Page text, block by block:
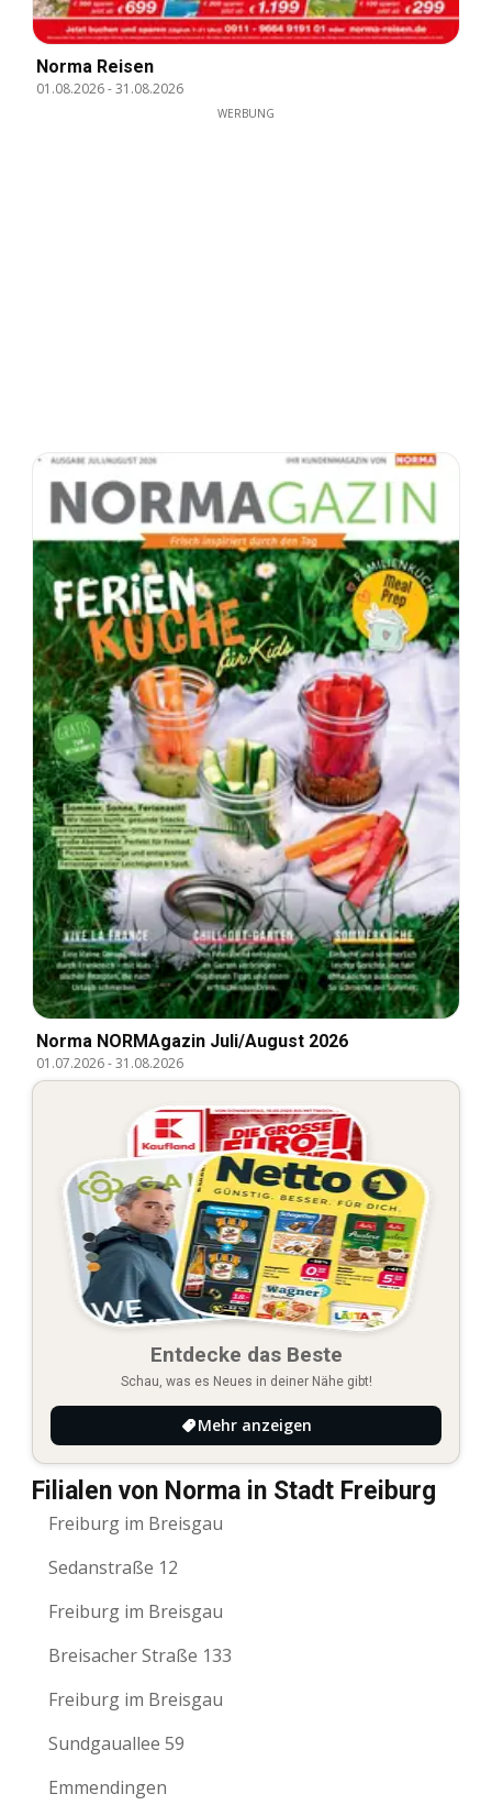
Norma Reisen
01.08.2026-31.08.2026
WERBUNG
Norma NORMAgazin Juli/August 2026
01.07.2026-31.08.2026
Entdecke das Beste
Schau, was es Neues in deiner Nähe gibt!
Mehr anzeigen
Filialen von Norma in Stadt Freiburg
Freiburg im Breisgau
Sedanstraße 12
Freiburg im Breisgau
Breisacher Straße 133
Freiburg im Breisgau
Sundgauallee 59
Emmendingen